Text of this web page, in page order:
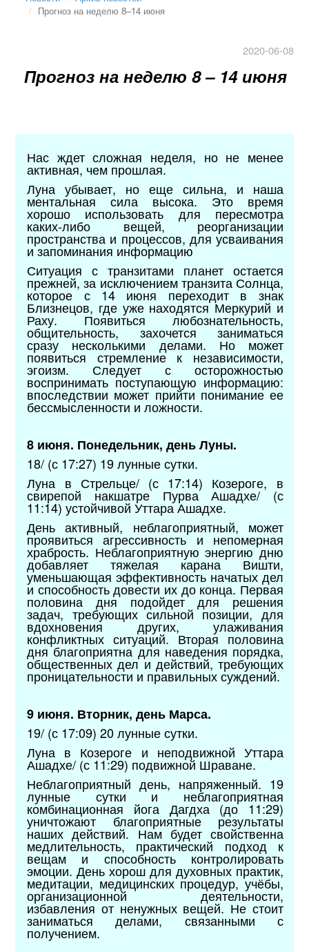
Прогноз на неделю 8–14 июня
2020-06-08
Прогноз на неделю 8 – 14 июня
Нас ждет сложная неделя, но не менее
активная, чем прошлая.
Луна убывает, но еще сильна, и наша
ментальная сила высока. Это время
хорошо использовать для пересмотра
каких-либо вещей, реорганизации
пространства и процессов, для усваивания
и запоминания информацию
Ситуация с транзитами планет остается
прежней, за исключением транзита Солнца,
которое с 14 июня переходит в знак
Близнецов, где уже находятся Меркурий и
Раху. Появиться любознательность,
общительность, захочется заниматься
сразу несколькими делами. Но может
появиться стремление к независимости,
эгоизм. Следует с осторожностью
воспринимать поступающую информацию:
впоследствии может прийти понимание ее
бессмысленности и ложности.
8 июня. Понедельник, день Луны.
18/ (с 17:27) 19 лунные сутки.
Луна в Стрельце/ (с 17:14) Козероге, в
свирепой накшатре Пурва Ашадхе/ (с
11:14) устойчивой Уттара Ашадхе.
День активный, неблагоприятный, может
проявиться агрессивность и непомерная
храбрость. Неблагоприятную энергию дню
добавляет тяжелая карана Вишти,
уменьшающая эффективность начатых дел
и способность довести их до конца. Первая
половина дня подойдет для решения
задач, требующих сильной позиции, для
вдохновения других, улаживания
конфликтных ситуаций. Вторая половина
дня благоприятна для наведения порядка,
общественных дел и действий, требующих
проницательности и правильных суждений.
9 июня. Вторник, день Марса.
19/ (с 17:09) 20 лунные сутки.
Луна в Козероге и неподвижной Уттара
Ашадхе/ (с 11:29) подвижной Шраване.
Неблагоприятный день, напряженный. 19
лунные сутки и неблагоприятная
комбинационная йога Дагдха (до 11:29)
уничтожают благоприятные результаты
наших действий. Нам будет свойственна
медлительность, практический подход к
вещам и способность контролировать
эмоции. День хорош для духовных практик,
медитации, медицинских процедур, учёбы,
организационной деятельности,
избавления от ненужных вещей. Не стоит
заниматься делами, связанными с
получением.